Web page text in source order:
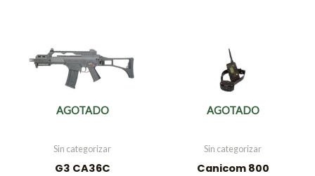
AGOTADO
Sin categorizar
G3 CA36C
AGOTADO
Sin categorizar
Canicom 800